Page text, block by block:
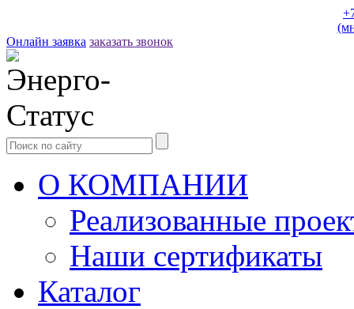
Онлайн заявка заказать звонок
О КОМПАНИИ
Реализованные
Наши сертификаты
Каталог